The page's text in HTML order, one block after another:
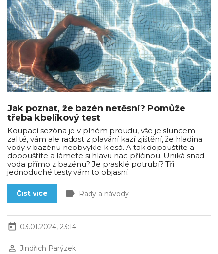
Jak poznat, že bazén netěsní? Pomůže
třeba kbelíkový test
Koupací sezóna je v plném proudu, vše je sluncem
zalité, vám ale radost z plavání kazí zjištění, že hladina
vody v bazénu neobvykle klesá. A tak dopouštíte a
dopouštíte a lámete si hlavu nad příčinou. Uniká snad
voda přímo z bazénu? Je prasklé potrubí? Tři
jednoduché testy vám to objasní.
Číst více label Rady a návody
today 03.01.2024, 23:14
perm_identity Jindřich Parýzek